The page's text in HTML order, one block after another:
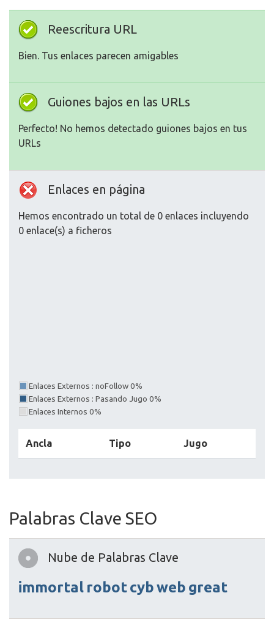
Reescritura URL
Bien. Tus enlaces parecen amigables
Guiones bajos en las URLs
Perfecto! No hemos detectado guiones bajos en tus
URLs
Enlaces en página
Hemos encontrado un total de 0 enlaces incluyendo
0 enlace(s) a ficheros
Enlaces Externos : noFollow 0%
Enlaces Externos : Pasando Jugo 0%
Enlaces Internos 0%
Ancla Tipo Jugo
Palabras Clave SEO
Nube de Palabras Clave
immortal robotcybweb great